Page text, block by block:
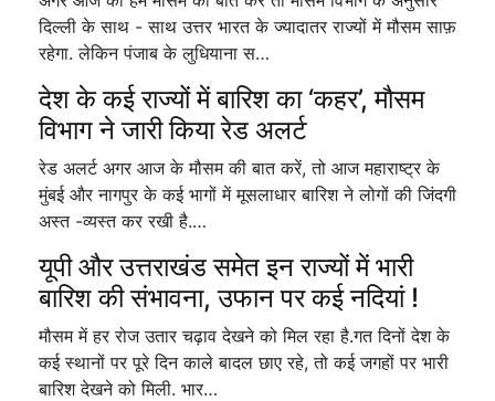
दिल्ली के साथ - साथ उत्तर भारत के ज्यादातर राज्यों में मौसम साफ़
रहेगा. लेकिन पंजाब के लुधियाना स…
देश के कई राज्यों में बारिश का ‘कहर’, मौसम
विभाग ने जारी किया रेड अलर्ट
रेड अलर्ट अगर आज के मौसम की बात करें, तो आज महाराष्ट्र के
मुंबई और नागपुर के कई भागों में मूसलाधार बारिश ने लोगों की जिंदगी
अस्त -व्यस्त कर रखी है.…
यूपी और उत्तराखंड समेत इन राज्यों में भारी
बारिश की संभावना, उफान पर कई नदियां !
मौसम में हर रोज उतार चढ़ाव देखने को मिल रहा है.गत दिनों देश के
कई स्थानों पर पूरे दिन काले बादल छाए रहे, तो कई जगहों पर भारी
बारिश देखने को मिली. भार…